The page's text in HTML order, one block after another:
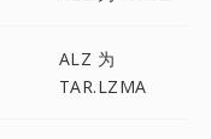
ALZ 为
TAR.LZMA